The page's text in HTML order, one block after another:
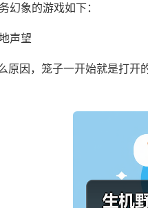
幻象的游戏如下：
声望
原因，笼子一开始就是打